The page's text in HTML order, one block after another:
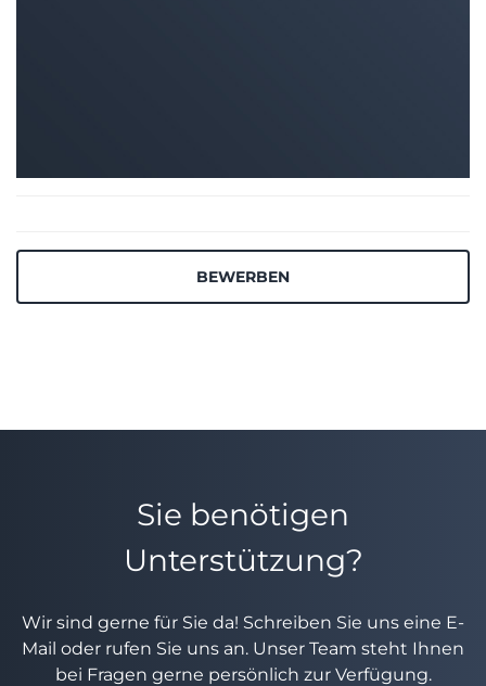
BEWERBEN
Sie benötigen
Unterstützung?
Wir sind gerne für Sie da! Schreiben Sie uns eine E-
Mail oder rufen Sie uns an. Unser Team steht Ihnen
bei Fragen gerne persönlich zur Verfügung.